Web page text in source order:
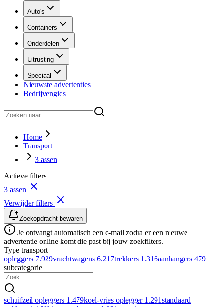
Auto's
Containers
Onderdelen
Uitrusting
Speciaal
Nieuwste advertenties
Bedrijvengids
Home
Transport
3 assen
Actieve filters
3 assen
Verwijder filters
Zoekopdracht bewaren
Je ontvangt automatisch een e-mail zodra er een nieuwe
advertentie online komt die past bij jouw zoekfilters.
Type transport
opleggers 7.929vrachtwagens 6.217trekkers 1.316aanhangers 479
subcategorie
schuifzeil opleggers 1.479koel-vries oplegger 1.291standaard